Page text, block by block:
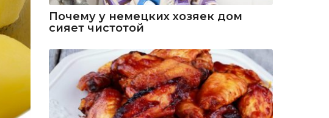
Почему у немецких хозяек дом
сияет чистотой